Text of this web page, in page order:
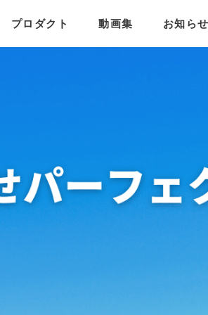
プロダクト 動画集 お知ら